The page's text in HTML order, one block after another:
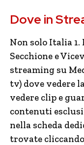
Dove in
Non solo Italia 1.
Secchione e
streaming su
tv) dove vedere
vedere clip e
contenuti
nella scheda
trovate